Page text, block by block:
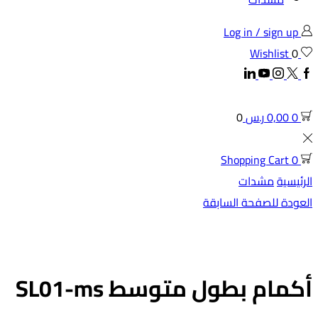
Log in / sign up
Wishlist0
Facebook
Twitter
Instagram
Youtube
Linkedin
0
0,00ر.س0
0
Shopping Cart
الرئيسيةمشدات
العودة للصفحة السابقة
أكمام بطول متوسط SL01-ms